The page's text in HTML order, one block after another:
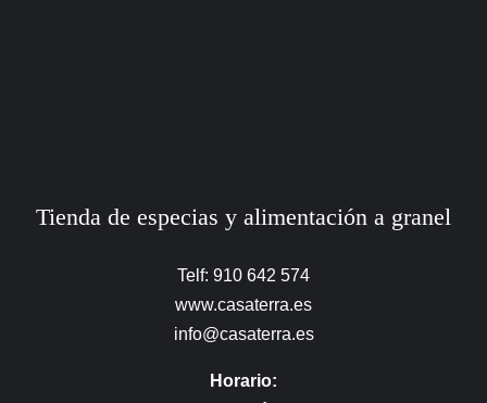
Tienda de especias y alimentación a granel
Telf: 910 642 574
www.casaterra.es
info@casaterra.es
Horario: